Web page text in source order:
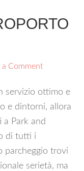
a Comment
servizio ottimo e
e dintorni, allora
Park and
di tutti i
parcheggio trovi
serietà, ma